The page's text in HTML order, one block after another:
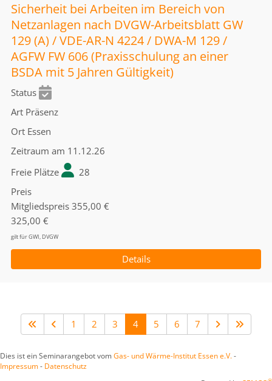
Sicherheit bei Arbeiten im Bereich von
Netzanlagen nach DVGW-Arbeitsblatt GW
129 (A) / VDE-AR-N 4224 / DWA-M 129 /
AGFW FW 606 (Praxisschulung an einer
BSDA mit 5 Jahren Gültigkeit)
Status
Art Präsenz
Ort Essen
Zeitraum am 11.12.26
Freie Plätze
28
Preis
Mitgliedspreis 355,00 €
325,00 €
gilt für GWI, DVGW
Details
1 2 3 4 5 6 7
Dies ist ein Seminarangebot vomGas- und Wärme-Institut Essen e.V.-
Impressum- Datenschutz